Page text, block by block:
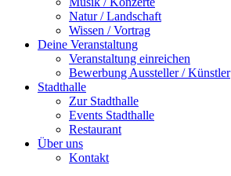
Natur / Landschaft
Wissen / Vortrag
Deine Veranstaltung
Veranstaltung einreichen
Bewerbung Aussteller / Künstler
Stadthalle
Zur Stadthalle
Events Stadthalle
Restaurant
Über uns
Kontakt